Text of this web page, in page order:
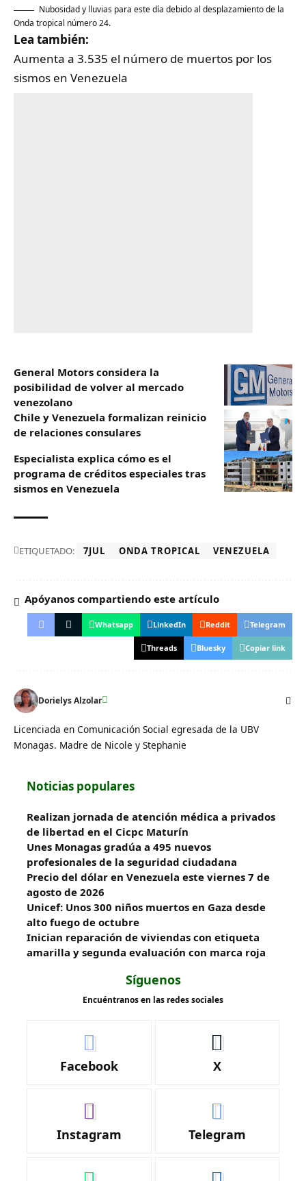
Nubosidad y lluvias para este día debido al desplazamiento de la
Onda tropical número 24.
Lea también:
Aumenta a 3.535 el número de muertos por los
sismos en Venezuela
General Motors considera la
posibilidad de volver al mercado
venezolano
Chile y Venezuela formalizan reinicio
de relaciones consulares
Especialista explica cómo es el
programa de créditos especiales tras
sismos en Venezuela
ETIQUETADO: 7JUL ONDA TROPICAL VENEZUELA
Apóyanos compartiendo este artículo
Whatsapp LinkedIn Reddit Telegram
Threads Bluesky Copiar link
Dorielys Alzolar
Licenciada en Comunicación Social egresada de la UBV
Monagas. Madre de Nicole y Stephanie
Noticias populares
Realizan jornada de atención médica a privados
de libertad en el Cicpc Maturín
Unes Monagas gradúa a 495 nuevos
profesionales de la seguridad ciudadana
Precio del dólar en Venezuela este viernes 7 de
agosto de 2026
Unicef: Unos 300 niños muertos en Gaza desde
alto fuego de octubre
Inician reparación de viviendas con etiqueta
amarilla y segunda evaluación con marca roja
Síguenos
Encuéntranos en las redes sociales
Facebook X
Instagram Telegram